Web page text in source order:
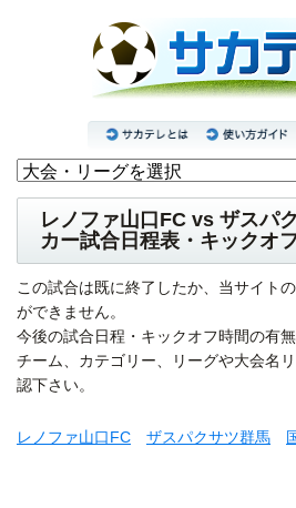
レノファ山口FC vs ザスパ
カー試合日程表・キックオ
この試合は既に終了したか、当サイト
ができません。
今後の試合日程・キックオフ時間の有
チーム、カテゴリー、リーグや大会名
認下さい。
レノファ山口FC ザスパクサツ群馬